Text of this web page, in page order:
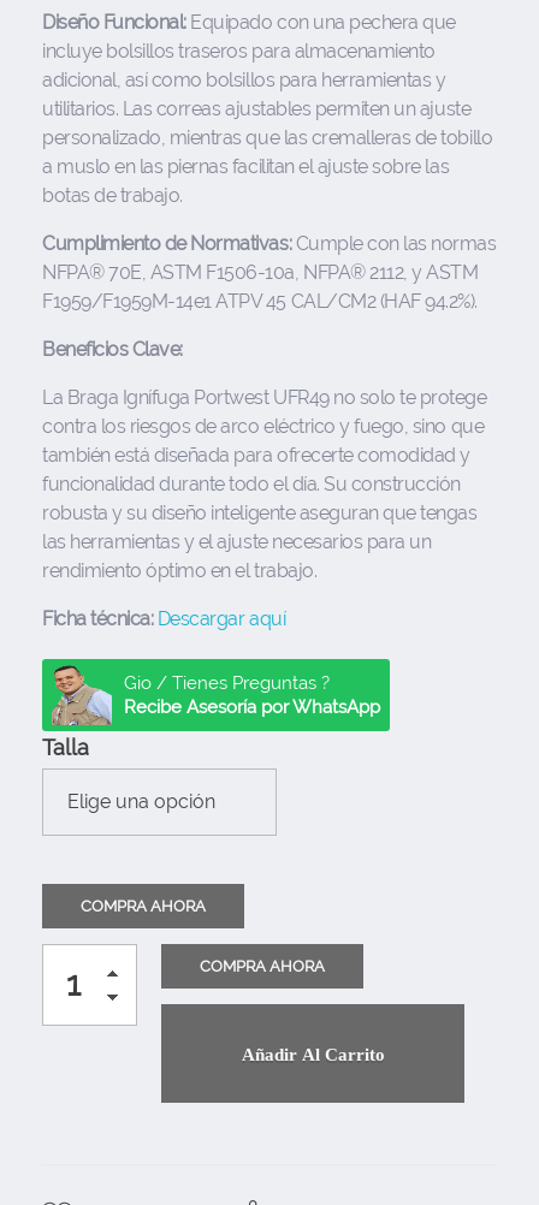
Diseño Funcional:Equipado con una pechera que
incluye bolsillos traseros para almacenamiento
adicional, así como bolsillos para herramientas y
utilitarios. Las correas ajustables permiten un ajuste
personalizado, mientras que las cremalleras de tobillo
a muslo en las piernas facilitan el ajuste sobre las
botas de trabajo.
Cumplimiento de Normativas:Cumple con las normas
NFPA® 70E, ASTM F1506-10a, NFPA® 2112, y ASTM
F1959/F1959M-14e1 ATPV 45 CAL/CM2 (HAF 94.2%).
Beneficios Clave:
La Braga Ignífuga Portwest UFR49 no solo te protege
contra los riesgos de arco eléctrico y fuego, sino que
también está diseñada para ofrecerte comodidad y
funcionalidad durante todo el día. Su construcción
robusta y su diseño inteligente aseguran que tengas
las herramientas y el ajuste necesarios para un
rendimiento óptimo en el trabajo.
Ficha técnica: Descargar aquí
Gio / Tienes Preguntas ?
Recibe Asesoría por WhatsApp
Talla
Añadir Al Carrito